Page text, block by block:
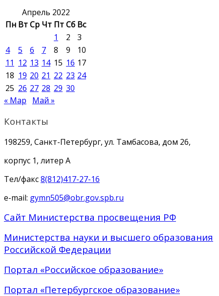
Апрель 2022
Пн ВтСр Чт ПтСб Вс
1
2
3
4
5 6 7 8 9
10
11 12 13 14 15 16 17
18 19 20 21 22 23 24
25 26 27 28 29 30
« Мар
Май »
Контакты
198259, Санкт-Петербург, ул. Тамбасова, дом 26,
корпус 1, литер А
Тел/факс8(812)417-27-16
e-mail: gymn505@obr.gov.spb.ru
Сайт Министерства просвещения РФ
Министерства науки и высшего образования
Российской Федерации
Портал «Российское образование»
Портал «Петербургское образование»